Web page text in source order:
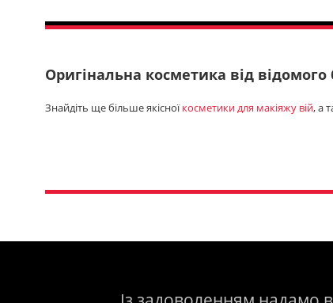
Оригінальна косметика від
Знайдіть ще більше якісноїкосметики для макіяжу вій, а